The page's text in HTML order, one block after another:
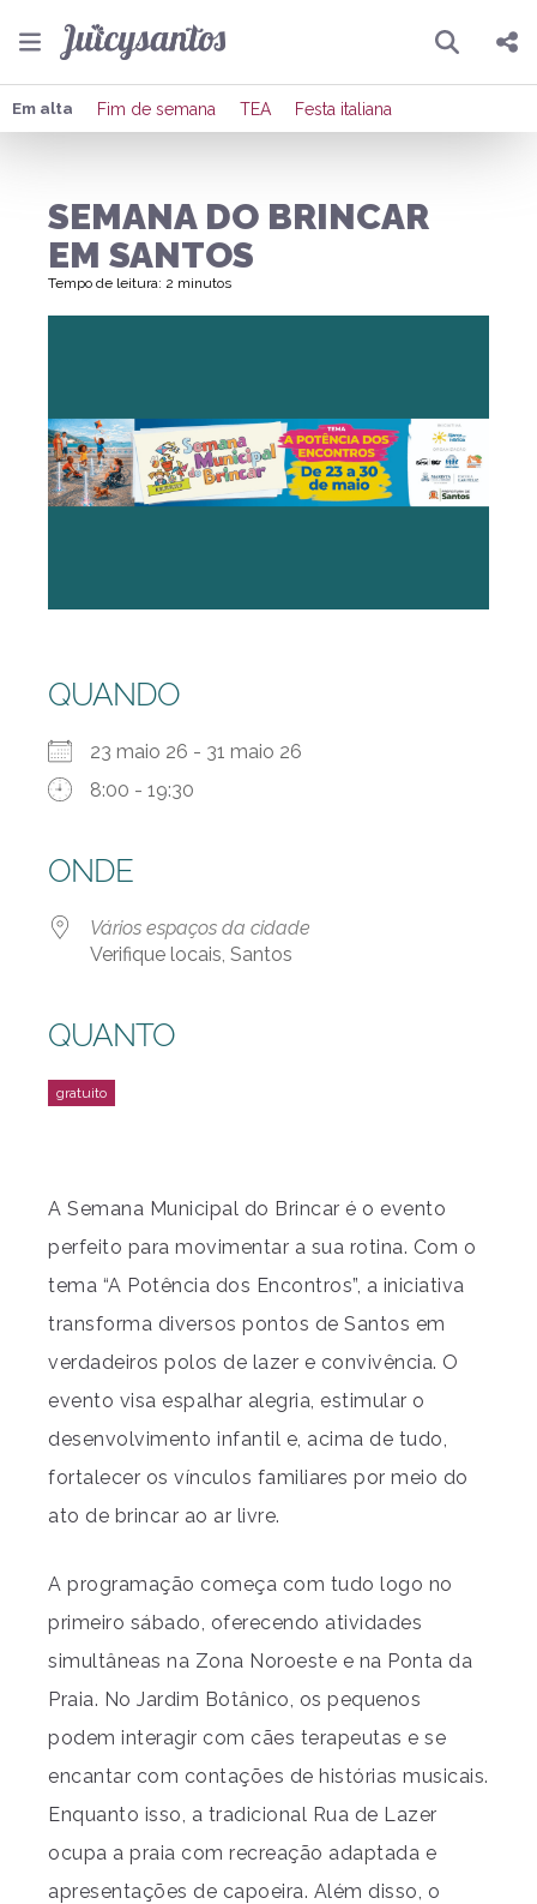
Pesquisar
Compartilhar
Enviar por Whatsapp
Em alta Fim de semana TEA Festa italiana
SEMANA DO BRINCAR
EM SANTOS
Tempo de leitura: 2 minutos
QUANDO
23 maio 26 - 31 maio 26
8:00 - 19:30
ONDE
Vários espaços da cidade
Verifique locais, Santos
QUANTO
A Semana Municipal do Brincar é o evento
perfeito para movimentar a sua rotina. Com o
tema “A Potência dos Encontros”, a iniciativa
transforma diversos pontos de Santos em
verdadeiros polos de lazer e convivência. O
evento visa espalhar alegria, estimular o
desenvolvimento infantil e, acima de tudo,
fortalecer os vínculos familiares por meio do
ato de brincar ao ar livre.
A programação começa com tudo logo no
primeiro sábado, oferecendo atividades
simultâneas na Zona Noroeste e na Ponta da
Praia. No Jardim Botânico, os pequenos
podem interagir com cães terapeutas e se
encantar com contações de histórias musicais.
Enquanto isso, a tradicional Rua de Lazer
ocupa a praia com recreação adaptada e
apresentações de capoeira. Além disso, o